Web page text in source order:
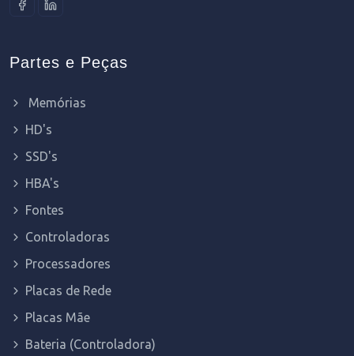
Partes e Peças
Memórias
HD's
SSD's
HBA's
Fontes
Controladoras
Processadores
Placas de Rede
Placas Mãe
Bateria (Controladora)